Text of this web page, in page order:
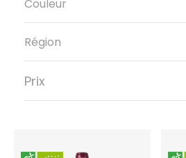
Couleur
Région
Prix